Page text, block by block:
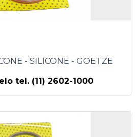
- SILICONE - GOETZE
tel. (11) 2602-1000